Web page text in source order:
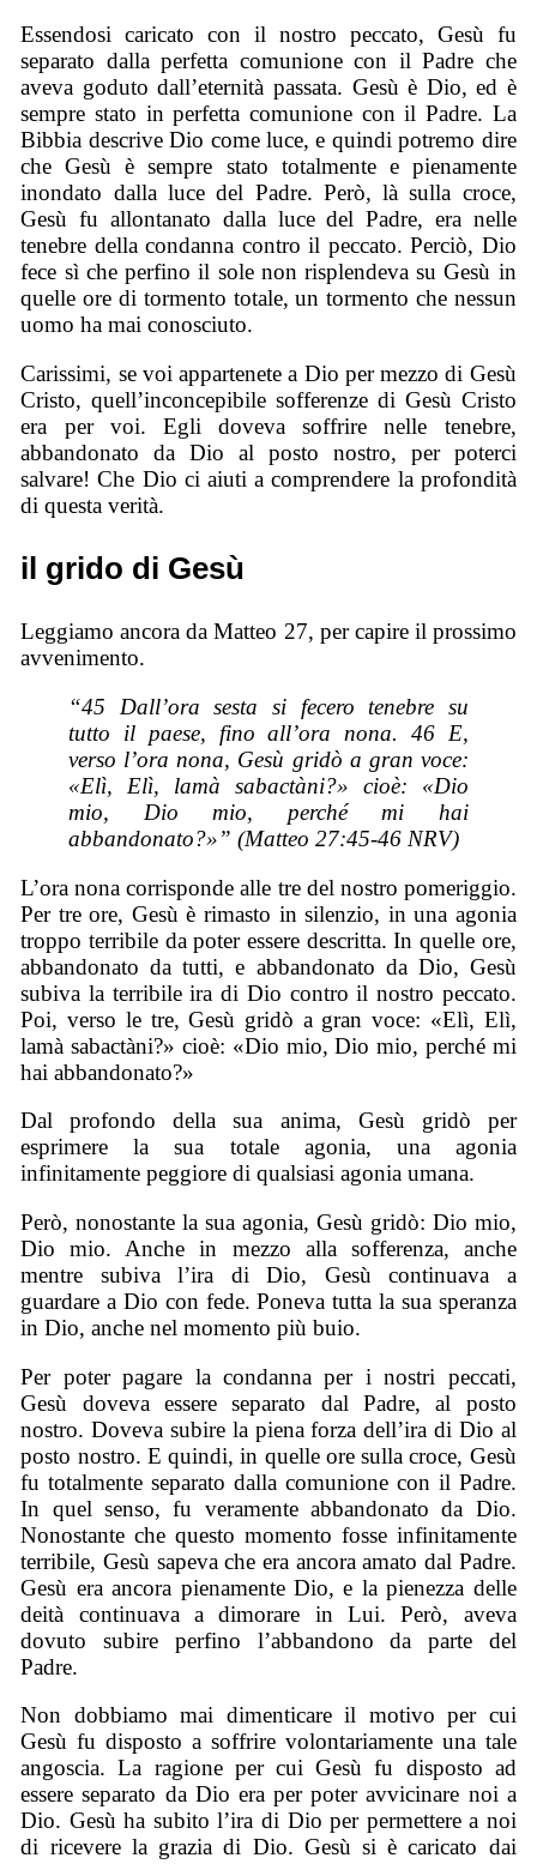
Essendosi caricato con il nostro peccato, Gesù fu
separato dalla perfetta comunione con il Padre che
aveva goduto dall’eternità passata. Gesù è Dio, ed è
sempre stato in perfetta comunione con il Padre. La
Bibbia descrive Dio come luce, e quindi potremo dire
che Gesù è sempre stato totalmente e pienamente
inondato dalla luce del Padre. Però, là sulla croce,
Gesù fu allontanato dalla luce del Padre, era nelle
tenebre della condanna contro il peccato. Perciò, Dio
fece sì che perfino il sole non risplendeva su Gesù in
quelle ore di tormento totale, un tormento che nessun
uomo ha mai conosciuto.
Carissimi, se voi appartenete a Dio per mezzo di Gesù
Cristo, quell’inconcepibile sofferenze di Gesù Cristo
era per voi. Egli doveva soffrire nelle tenebre,
abbandonato da Dio al posto nostro, per poterci
salvare! Che Dio ci aiuti a comprendere la profondità
di questa verità.
il grido di Gesù
Leggiamo ancora da Matteo 27, per capire il prossimo
avvenimento.
“45 Dall’ora sesta si fecero tenebre su
tutto il paese, fino all’ora nona. 46 E,
verso l’ora nona, Gesù gridò a gran voce:
«Elì, Elì, lamà sabactàni?» cioè: «Dio
mio, Dio mio, perché mi hai
abbandonato?»” (Matteo 27:45-46 NRV)
L’ora nona corrisponde alle tre del nostro pomeriggio.
Per tre ore, Gesù è rimasto in silenzio, in una agonia
troppo terribile da poter essere descritta. In quelle ore,
abbandonato da tutti, e abbandonato da Dio, Gesù
subiva la terribile ira di Dio contro il nostro peccato.
Poi, verso le tre, Gesù gridò a gran voce: «Elì, Elì,
lamà sabactàni?» cioè: «Dio mio, Dio mio, perché mi
hai abbandonato?»
Dal profondo della sua anima, Gesù gridò per
esprimere la sua totale agonia, una agonia
infinitamente peggiore di qualsiasi agonia umana.
Però, nonostante la sua agonia, Gesù gridò: Dio mio,
Dio mio. Anche in mezzo alla sofferenza, anche
mentre subiva l’ira di Dio, Gesù continuava a
guardare a Dio con fede. Poneva tutta la sua speranza
in Dio, anche nel momento più buio.
Per poter pagare la condanna per i nostri peccati,
Gesù doveva essere separato dal Padre, al posto
nostro. Doveva subire la piena forza dell’ira di Dio al
posto nostro. E quindi, in quelle ore sulla croce, Gesù
fu totalmente separato dalla comunione con il Padre.
In quel senso, fu veramente abbandonato da Dio.
Nonostante che questo momento fosse infinitamente
terribile, Gesù sapeva che era ancora amato dal Padre.
Gesù era ancora pienamente Dio, e la pienezza delle
deità continuava a dimorare in Lui. Però, aveva
dovuto subire perfino l’abbandono da parte del
Padre.
Non dobbiamo mai dimenticare il motivo per cui
Gesù fu disposto a soffrire volontariamente una tale
angoscia. La ragione per cui Gesù fu disposto ad
essere separato da Dio era per poter avvicinare noi a
Dio. Gesù ha subito l’ira di Dio per permettere a noi
di ricevere la grazia di Dio. Gesù si è caricato dai